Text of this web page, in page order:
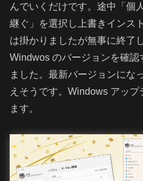
んでいくだけです。途中「個
継ぐ」を選択し上書きインス
は掛かりましたが無事に終了
Windwos のバージョンを確
ました。最新バージョンにな
えそうです。Windows アッ
ます。